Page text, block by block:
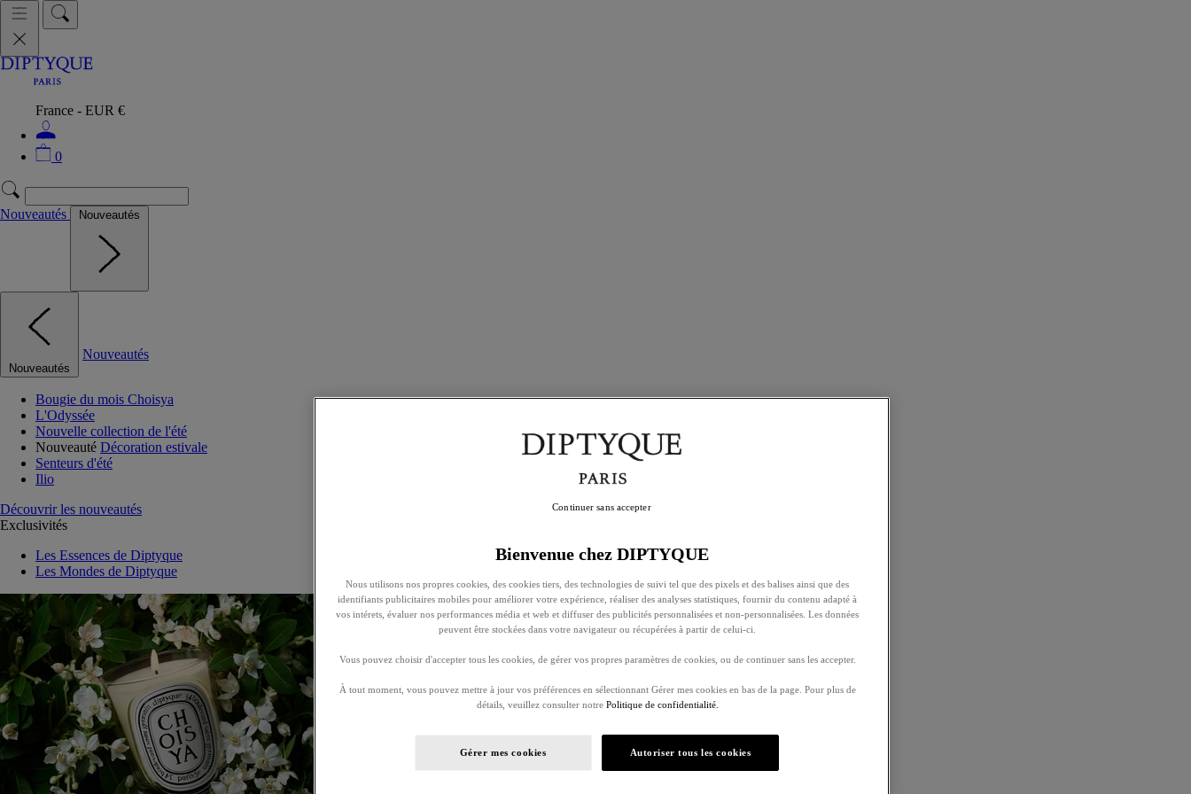
France - EUR €
0
Nouveautés Nouveautés
Nouveautés
Nouveautés
Bougie du mois Choisya
L'Odyssée
Nouvelle collection de l'été
Nouveauté Décoration estivale
Senteurs d'été
Ilio
Découvrir les nouveautés
Exclusivités
Les Essences de Diptyque
Les Mondes de Diptyque
Bienvenue chez DIPTYQUE
Nous utilisons nos propres cookies, des cookies tiers, des technologies de suivi tel que des pixels et des balises ainsi que des
identifiants publicitaires mobiles pour améliorer votre expérience, réaliser des analyses statistiques, fournir du contenu adapté à
vos intérets, évaluer nos performances média et web et diffuser des publicités personnalisées et non-personnalisées. Les données
peuvent être stockées dans votre navigateur ou récupérées à partir de celui-ci.
Vous pouvez choisir d'accepter tous les cookies, de gérer vos propres paramètres de cookies, ou de continuer sans les accepter.
À tout moment, vous pouvez mettre à jour vos préférences en sélectionnant Gérer mes cookies en bas de la page. Pour plus de
détails, veuillez consulter notre Politique de confidentialité.
Gérer mes cookies Autoriser tous les cookies
Continuer sans accepter